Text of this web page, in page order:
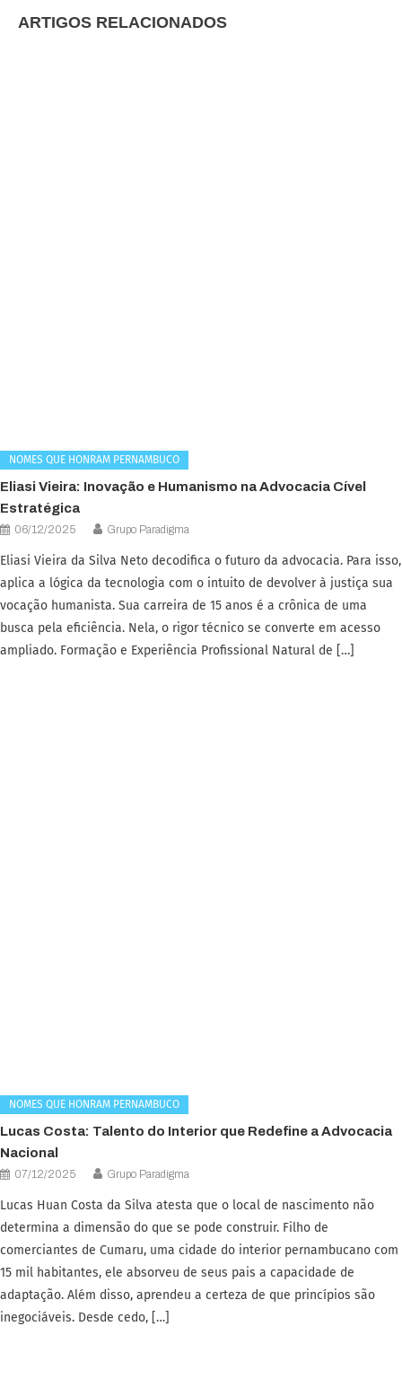
ARTIGOS RELACIONADOS
NOMES QUE HONRAM PERNAMBUCO
Eliasi Vieira: Inovação e Humanismo na Advocacia Cível
Estratégica
06/12/2025 Grupo Paradigma
Eliasi Vieira da Silva Neto decodifica o futuro da advocacia. Para isso,
aplica a lógica da tecnologia com o intuito de devolver à justiça sua
vocação humanista. Sua carreira de 15 anos é a crônica de uma
busca pela eficiência. Nela, o rigor técnico se converte em acesso
ampliado. Formação e Experiência Profissional Natural de […]
NOMES QUE HONRAM PERNAMBUCO
Lucas Costa: Talento do Interior que Redefine a Advocacia
Nacional
07/12/2025 Grupo Paradigma
Lucas Huan Costa da Silva atesta que o local de nascimento não
determina a dimensão do que se pode construir. Filho de
comerciantes de Cumaru, uma cidade do interior pernambucano com
15 mil habitantes, ele absorveu de seus pais a capacidade de
adaptação. Além disso, aprendeu a certeza de que princípios são
inegociáveis. Desde cedo, […]